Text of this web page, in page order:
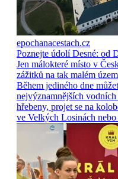
epochanacestach.cz
Poznejte údolí Desné: od
Jen málokteré místo v
zážitků na tak malém
Během jediného dne
nejvýznamnějších
hřebeny, projet se na
ve Velkých Losinách